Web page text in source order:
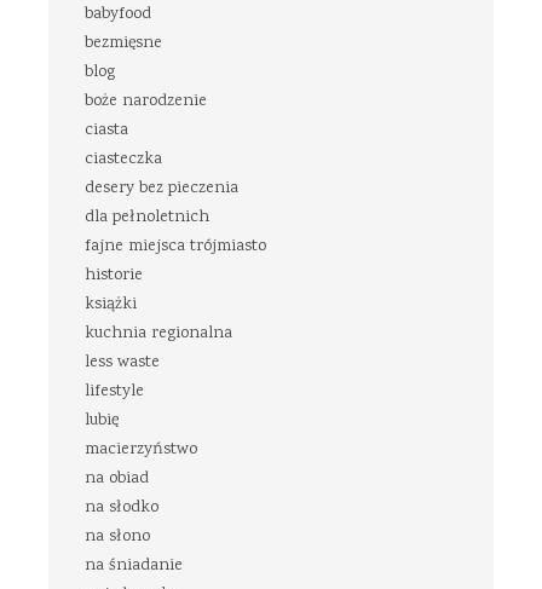
babyfood
bezmięsne
blog
boże narodzenie
ciasta
ciasteczka
desery bez pieczenia
dla pełnoletnich
fajne miejsca trójmiasto
historie
książki
kuchnia regionalna
less waste
lifestyle
lubię
macierzyństwo
na obiad
na słodko
na słono
na śniadanie